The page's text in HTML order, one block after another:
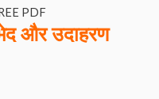
PDF
और उदाहरण